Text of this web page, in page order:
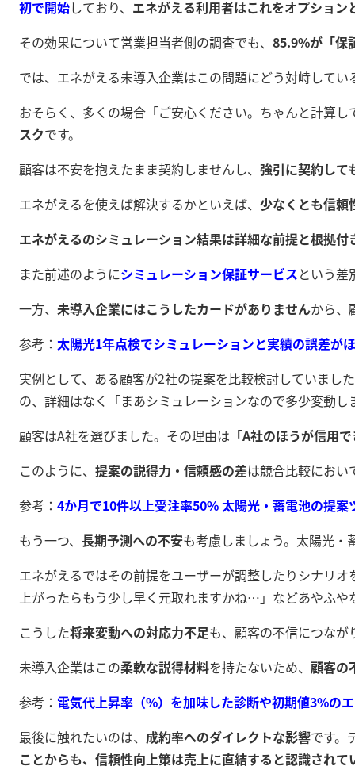
初で開始しており、 エネがえる利用者はこれをオプション
その効果について営業担当者側の調査でも、 85.9%が「保
では、エネがえる未導入企業はこの問題にどう対峙してい
おそらく、多くの場合「ご安心ください。ちゃんと計算
スクです。
顧客は不安を抱えたまま契約しませんし、 強引に契約して
エネがえるを使えば解決するかといえば、 少なくとも信頼
エネがえるのシミュレーション結果は詳細な前提と根拠
また前述のようにシミュレーション保証サービスという差
一方、 未導入企業にはこうしたカードがありませんから、
参考： 太陽光1年点検でシミュレーションと実績の誤差が
実例として、ある顧客が2社の提案を比較検討していまし
の、詳細はなく「まあシミュレーションなので多少変動
顧客はA社を選びました。その理由は 「A社のほうが信用
このように、 提案の説得力・信頼感の差は競合比較におい
参考： 4か月で10件以上受注率50% 太陽光・蓄電池の提
もう一つ、 長期予測への不安も考慮しましょう。太陽光・
エネがえるではその前提をユーザーが調整したりシナリ
上がったらもう少し早く元取れますかね…」などあやふや
こうした将来変動への対応力不足も、顧客の不信につなが
未導入企業はこの柔軟な説得材料を持たないため、 顧客の
参考： 電気代上昇率（%）を加味した診断や初期値3%の
最後に触れたいのは、 成約率へのダイレクトな影響です。
ことからも、信頼性向上策は売上に直結すると認識されて